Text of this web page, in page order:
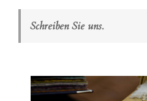
Schreiben Sie uns.